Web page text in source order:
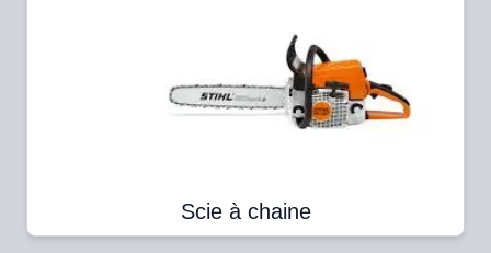
Scie à chaine